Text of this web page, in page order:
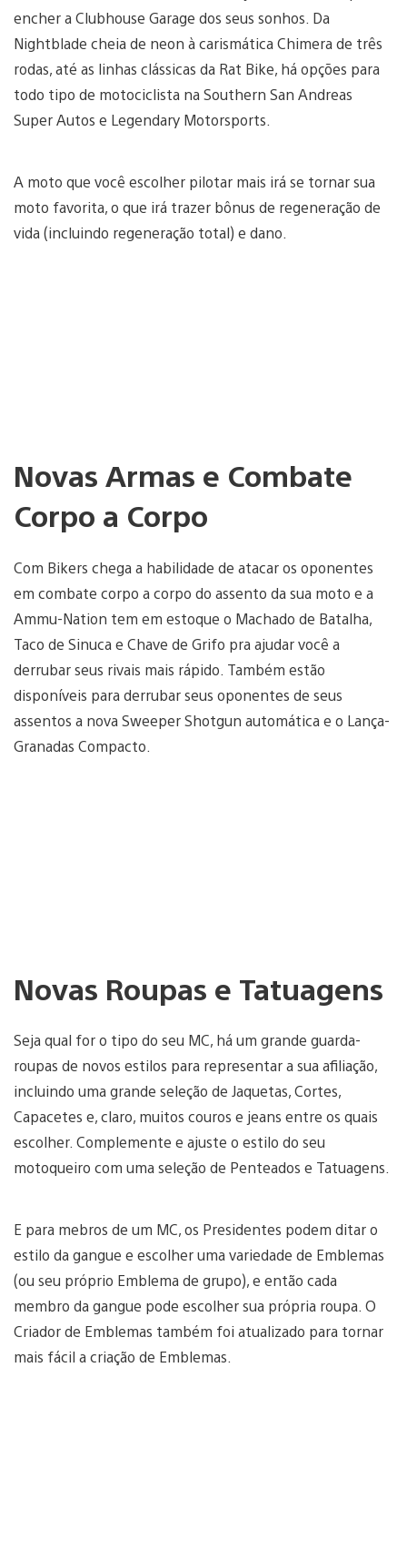
encher a Clubhouse Garage dos seus sonhos. Da
Nightblade cheia de neon à carismática Chimera de três
rodas, até as linhas clássicas da Rat Bike, há opções para
todo tipo de motociclista na Southern San Andreas
Super Autos e Legendary Motorsports.
A moto que você escolher pilotar mais irá se tornar sua
moto favorita, o que irá trazer bônus de regeneração de
vida (incluindo regeneração total) e dano.
Novas Armas e Combate
Corpo a Corpo
Com Bikers chega a habilidade de atacar os oponentes
em combate corpo a corpo do assento da sua moto e a
Ammu-Nation tem em estoque o Machado de Batalha,
Taco de Sinuca e Chave de Grifo pra ajudar você a
derrubar seus rivais mais rápido. Também estão
disponíveis para derrubar seus oponentes de seus
assentos a nova Sweeper Shotgun automática e o Lança-
Granadas Compacto.
Novas Roupas e Tatuagens
Seja qual for o tipo do seu MC, há um grande guarda-
roupas de novos estilos para representar a sua afiliação,
incluindo uma grande seleção de Jaquetas, Cortes,
Capacetes e, claro, muitos couros e jeans entre os quais
escolher. Complemente e ajuste o estilo do seu
motoqueiro com uma seleção de Penteados e Tatuagens.
E para mebros de um MC, os Presidentes podem ditar o
estilo da gangue e escolher uma variedade de Emblemas
(ou seu próprio Emblema de grupo), e então cada
membro da gangue pode escolher sua própria roupa. O
Criador de Emblemas também foi atualizado para tornar
mais fácil a criação de Emblemas.